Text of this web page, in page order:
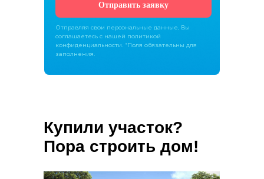
Отправить заявку
Отправляя свои персональные данные, Вы
соглашаетесь с нашей политикой
конфиденциальности. *Поля обязательны для
заполнения.
Купили участок?
Пора строить дом!